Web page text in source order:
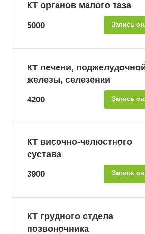
КТ органов малого таза
5000 Запись
КТ печени, поджелудочной
железы, селезенки
4200 Запись
КТ височно-челюстного
сустава
3900 Запись
КТ грудного отдела
позвоночника